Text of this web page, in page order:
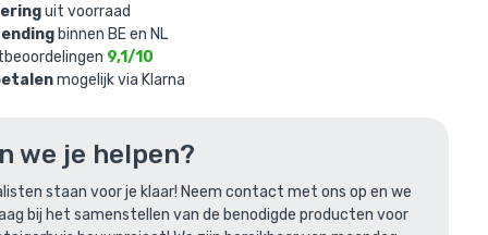
uit voorraad
binnen BE en NL
9,1/10
mogelijk via Klarna
we je helpen?
staan voor je klaar! Neem contact met ons op en we
bij het samenstellen van de benodigde producten voor